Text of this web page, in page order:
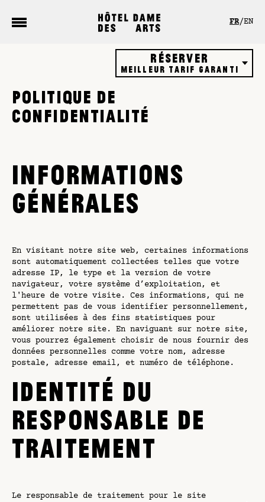
FR EN
Réserver
Meilleur tarif garanti
Rooftop bar
POLITIQUE DE
CONFIDENTIALITÉ
INFORMATIONS
GÉNÉRALES
En visitant notre site web, certaines informations
sont automatiquement collectées telles que votre
adresse IP, le type et la version de votre
navigateur, votre système d’exploitation, et
l'heure de votre visite. Ces informations, qui ne
permettent pas de vous identifier personnellement,
sont utilisées à des fins statistiques pour
améliorer notre site. En naviguant sur notre site,
vous pourrez également choisir de nous fournir des
données personnelles comme votre nom, adresse
postale, adresse email, et numéro de téléphone.
IDENTITÉ DU
RESPONSABLE DE
TRAITEMENT
Le responsable de traitement pour le site